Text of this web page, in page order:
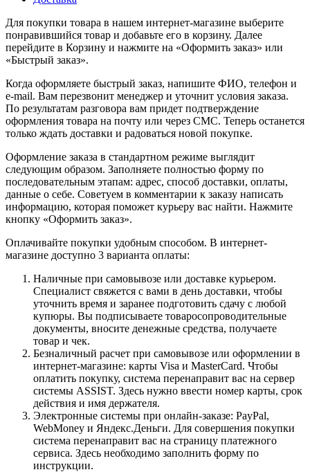
Для покупки товара в нашем интернет-магазине выберите
понравившийся товар и добавьте его в корзину. Далее
перейдите в Корзину и нажмите на «Оформить заказ» или
«Быстрый заказ».
Когда оформляете быстрый заказ, напишите ФИО, телефон и
e-mail. Вам перезвонит менеджер и уточнит условия заказа.
По результатам разговора вам придет подтверждение
оформления товара на почту или через СМС. Теперь останется
только ждать доставки и радоваться новой покупке.
Оформление заказа в стандартном режиме выглядит
следующим образом. Заполняете полностью форму по
последовательным этапам: адрес, способ доставки, оплаты,
данные о себе. Советуем в комментарии к заказу написать
информацию, которая поможет курьеру вас найти. Нажмите
кнопку «Оформить заказ».
Оплачивайте покупки удобным способом. В интернет-
магазине доступно 3 варианта оплаты:
Наличные при самовывозе или доставке курьером.
Специалист свяжется с вами в день доставки, чтобы
уточнить время и заранее подготовить сдачу с любой
купюры. Вы подписываете товаросопроводительные
документы, вносите денежные средства, получаете
товар и чек.
Безналичный расчет при самовывозе или оформлении в
интернет-магазине: карты Visa и MasterCard. Чтобы
оплатить покупку, система перенаправит вас на сервер
системы ASSIST. Здесь нужно ввести номер карты, срок
действия и имя держателя.
Электронные системы при онлайн-заказе: PayPal,
WebMoney и Яндекс.Деньги. Для совершения покупки
система перенаправит вас на страницу платежного
сервиса. Здесь необходимо заполнить форму по
инструкции.